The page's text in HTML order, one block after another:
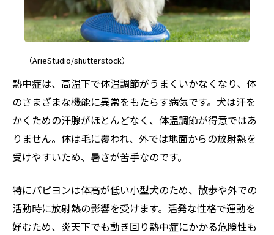
（ArieStudio/shutterstock）
熱中症は、高温下で体温調節がうまくいかなくなり、体
のさまざまな機能に異常をもたらす病気です。犬は汗を
かくための汗腺がほとんどなく、体温調節が得意ではあ
りません。体は毛に覆われ、外では地面からの放射熱を
受けやすいため、暑さが苦手なのです。
特にパピヨンは体高が低い小型犬のため、散歩や外での
活動時に放射熱の影響を受けます。活発な性格で運動を
好むため、炎天下でも動き回り熱中症にかかる危険性も